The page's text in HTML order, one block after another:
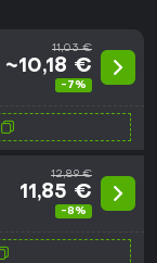
11,03 €
~10,18 €
-7%
12,89 €
11,85 €
-8%